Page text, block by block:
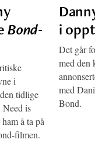
Bond-
i
tidlige
is
å ta på
filmen.
i
Det går
med den
med
Bond.